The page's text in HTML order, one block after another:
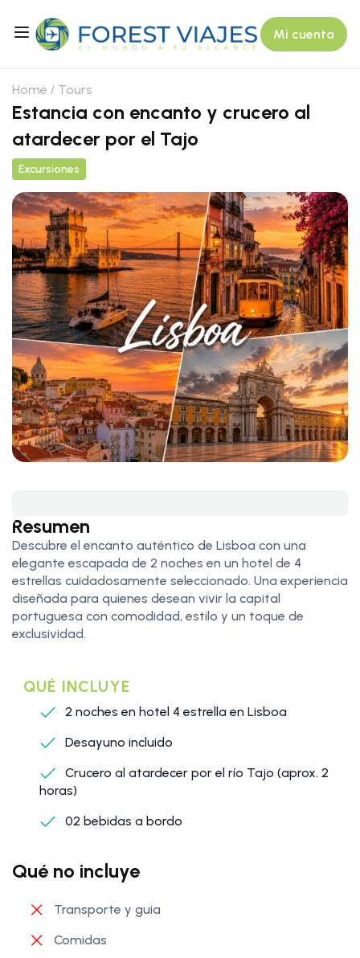
Mi cuenta
Home Tours
Estancia con encanto y crucero al
atardecer por el Tajo
Excursiones
Resumen
Descubre el encanto auténtico de Lisboa con una
elegante escapada de 2 noches en un hotel de 4
estrellas cuidadosamente seleccionado. Una experiencia
diseñada para quienes desean vivir la capital
portuguesa con comodidad, estilo y un toque de
exclusividad.
QUÉ INCLUYE
2 noches en hotel 4 estrella en Lisboa
Desayuno incluido
Crucero al atardecer por el río Tajo (aprox. 2
horas)
02 bebidas a bordo
Qué no incluye
Transporte y guia
Comidas